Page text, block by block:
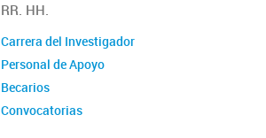
RR. HH.
Carrera del Investigador
Personal de Apoyo
Becarios
Convocatorias